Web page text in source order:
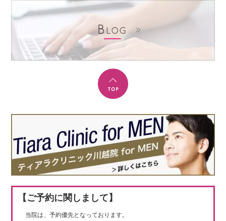
【ご予約に関しまして】
当院は、予約優先となっております。